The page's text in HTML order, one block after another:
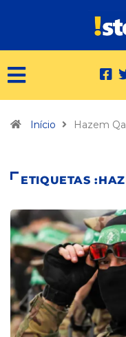
Início Hazem
ETIQUETAS